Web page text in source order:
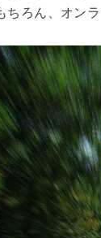
ちろん、オン